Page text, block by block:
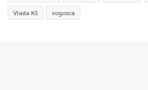
Vlada KS vogosca